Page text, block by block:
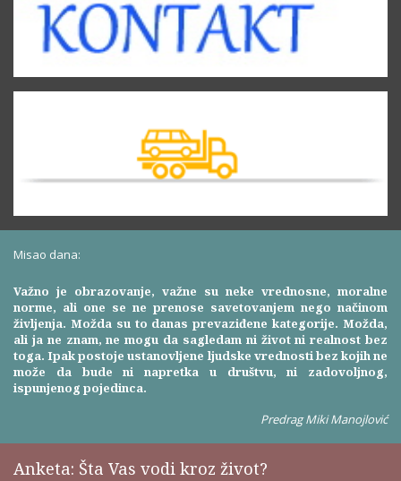
Misao dana:
Važno je obrazovanje, važne su neke vrednosne, moralne
norme, ali one se ne prenose savetovanjem nego načinom
življenja. Možda su to danas prevaziđene kategorije. Možda,
ali ja ne znam, ne mogu da sagledam ni život ni realnost bez
toga. Ipak postoje ustanovljene ljudske vrednosti bez kojih ne
može da bude ni napretka u društvu, ni zadovoljnog,
ispunjenog pojedinca.
Predrag Miki Manojlović
Anketa: Šta Vas vodi kroz život?